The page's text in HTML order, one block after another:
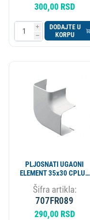
300,00 RSD
i
h
DODAJTE U
KORPU
PLJOSNATI UGAONI
ELEMENT 35x30 CPLUS
9810-115-08
Šifra artikla:
707FR089
290,00 RSD